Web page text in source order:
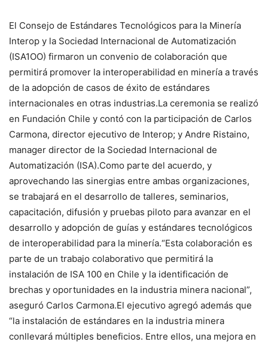
El Consejo de Estándares Tecnológicos para la Minería
Interop y la Sociedad Internacional de Automatización
(ISA1OO) firmaron un convenio de colaboración que
permitirá promover la interoperabilidad en minería a través
de la adopción de casos de éxito de estándares
internacionales en otras industrias.La ceremonia se realizó
en Fundación Chile y contó con la participación de Carlos
Carmona, director ejecutivo de Interop; y Andre Ristaino,
manager director de la Sociedad Internacional de
Automatización (ISA).Como parte del acuerdo, y
aprovechando las sinergias entre ambas organizaciones,
se trabajará en el desarrollo de talleres, seminarios,
capacitación, difusión y pruebas piloto para avanzar en el
desarrollo y adopción de guías y estándares tecnológicos
de interoperabilidad para la minería.“Esta colaboración es
parte de un trabajo colaborativo que permitirá la
instalación de ISA 100 en Chile y la identificación de
brechas y oportunidades en la industria minera nacional”,
aseguró Carlos Carmona.El ejecutivo agregó además que
“la instalación de estándares en la industria minera
conllevará múltiples beneficios. Entre ellos, una mejora en